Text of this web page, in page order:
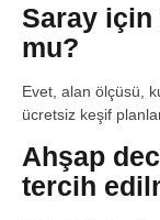
Saray
mu?
Evet, alan ölçüsü,
ücretsiz keşif
Ahşap
tercih